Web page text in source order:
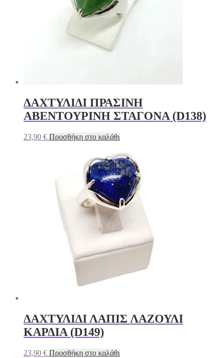
ΔΑΧΤΥΛΙΔΙ ΠΡΑΣΙΝΗ
ΑΒΕΝΤΟΥΡΙΝΗ ΣΤΑΓΟΝΑ (D138)
23,90 € Προσθήκη στο καλάθι
ΔΑΧΤΥΛΙΔΙ ΛΑΠΙΣ ΛΑΖΟΥΛΙ
ΚΑΡΔΙΑ (D149)
23,90 € Προσθήκη στο καλάθι